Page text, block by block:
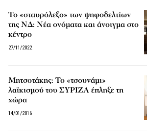
Το «σταυρόλεξο» των ψηφοδελτίων
της ΝΔ: Νέα ονόματα και άνοιγμα στο
κέντρο
27/11/2022
Μητσοτάκης: Το «τσουνάμι»
λαϊκισμού του ΣΥΡΙΖΑ έπληξε τη
χώρα
14/01/2016